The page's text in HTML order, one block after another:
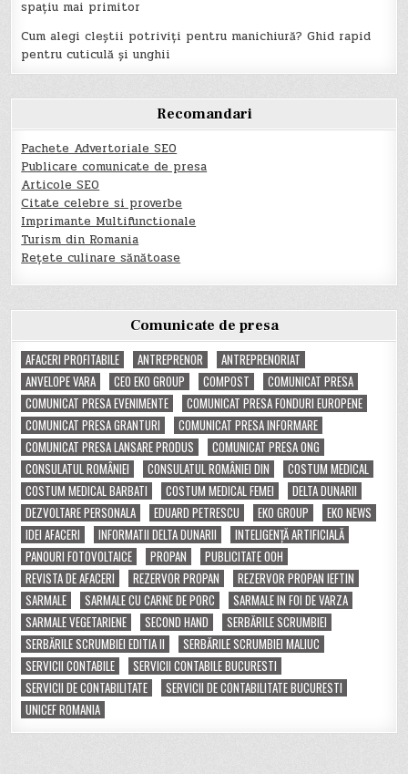
spațiu mai primitor
Cum alegi cleștii potriviți pentru manichiură? Ghid rapid
pentru cuticulă și unghii
Recomandari
Pachete Advertoriale SEO
Publicare comunicate de presa
Articole SEO
Citate celebre si proverbe
Imprimante Multifunctionale
Turism din Romania
Rețete culinare sănătoase
Comunicate de presa
AFACERI PROFITABILE
ANTREPRENOR
ANTREPRENORIAT
ANVELOPE VARA
CEO EKO GROUP COMPOST
COMUNICAT PRESA
COMUNICAT PRESA EVENIMENTE
COMUNICAT PRESA FONDURI EUROPENE
COMUNICAT PRESA GRANTURI
COMUNICAT PRESA INFORMARE
COMUNICAT PRESA LANSARE PRODUS
COMUNICAT PRESA ONG
CONSULATUL ROMÂNIEI
CONSULATUL ROMÂNIEI DIN
COSTUM MEDICAL
COSTUM MEDICAL BARBATI
COSTUM MEDICAL FEMEI
DELTA DUNARII
DEZVOLTARE PERSONALA
EDUARD PETRESCU EKO GROUP
EKO NEWS
IDEI AFACERI
INFORMATII DELTA DUNARII
INTELIGENȚĂ ARTIFICIALĂ
PANOURI FOTOVOLTAICE
PROPAN
PUBLICITATE OOH
REVISTA DE AFACERI
REZERVOR PROPAN
REZERVOR PROPAN IEFTIN
SARMALE
SARMALE CU CARNE DE PORC
SARMALE IN FOI DE VARZA
SARMALE VEGETARIENE
SECOND HAND
SERBĂRILE SCRUMBIEI
SERBĂRILE SCRUMBIEI EDITIA II
SERBĂRILE SCRUMBIEI MALIUC
SERVICII CONTABILE
SERVICII CONTABILE BUCURESTI
SERVICII DE CONTABILITATE
SERVICII DE CONTABILITATE BUCURESTI
UNICEF ROMANIA